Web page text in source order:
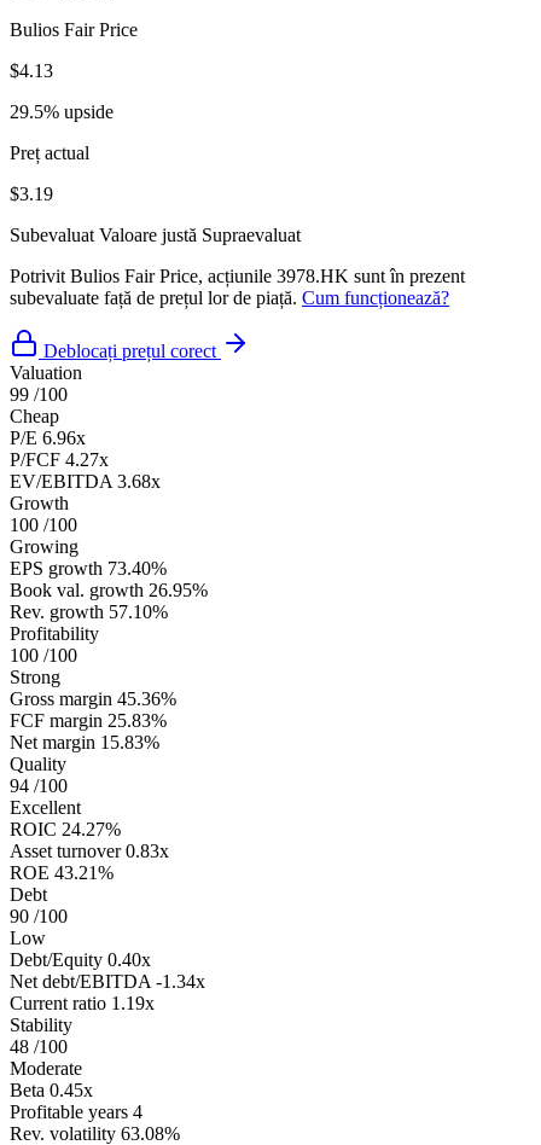
Bulios Fair Price
$4.13
29.5% upside
Preț actual
$3.19
Subevaluat Valoare justă Supraevaluat
Potrivit Bulios Fair Price, acțiunile 3978.HK sunt în prezent
subevaluate față de prețul lor de piață. Cum funcționează?
Deblocați prețul corect
Valuation
99 /100
Cheap
P/E 6.96x
P/FCF 4.27x
EV/EBITDA 3.68x
Growth
100 /100
Growing
EPS growth 73.40%
Book val. growth 26.95%
Rev. growth 57.10%
Profitability
100 /100
Strong
Gross margin 45.36%
FCF margin 25.83%
Net margin 15.83%
Quality
94 /100
Excellent
ROIC 24.27%
Asset turnover 0.83x
ROE 43.21%
Debt
90 /100
Low
Debt/Equity 0.40x
Net debt/EBITDA -1.34x
Current ratio 1.19x
Stability
48 /100
Moderate
Beta 0.45x
Profitable years 4
Rev. volatility 63.08%